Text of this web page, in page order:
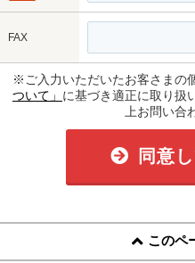
FAX
※ご入力いただいたお客さまの
ついて」 に基づき適正に取り扱
上お問い合
同意
このペ